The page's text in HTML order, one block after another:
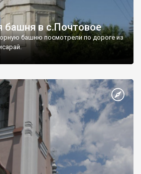
башня в с.Почтовое
башню посмотрели по дороге из